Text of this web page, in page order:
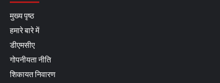
मुख्य पृष्ठ
हमारे बारे में
डीएमसीए
गोपनीयता नीति
शिकायत निवारण